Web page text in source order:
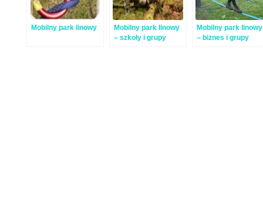
Mobilny park linowy
Mobilny park linowy
– szkoły i grupy
Mobilny park linowy
– biznes i grupy